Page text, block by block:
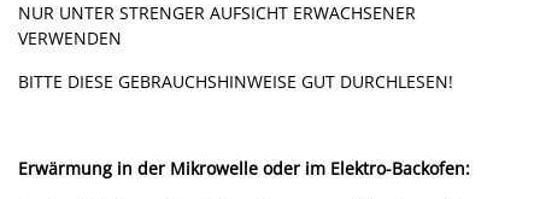
NUR UNTER STRENGER AUFSICHT ERWACHSENER
VERWENDEN
BITTE DIESE GEBRAUCHSHINWEISE GUT DURCHLESEN!
Erwärmung in der Mikrowelle oder im Elektro-Backofen: